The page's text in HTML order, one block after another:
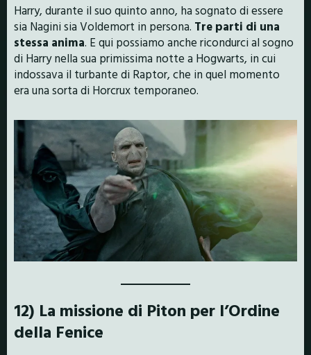
Harry, durante il suo quinto anno, ha sognato di essere
sia Nagini sia Voldemort in persona. Tre parti di una
stessa anima. E qui possiamo anche ricondurci al sogno
di Harry nella sua primissima notte a Hogwarts, in cui
indossava il turbante di Raptor, che in quel momento
era una sorta di Horcrux temporaneo.
12) La missione di Piton per l’Ordine
della Fenice